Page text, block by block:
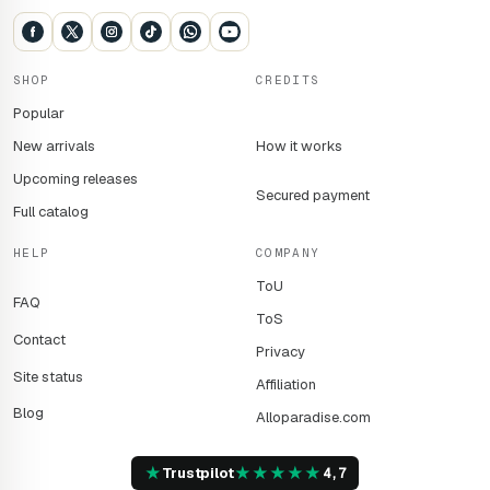
@FootballManager sur les réseaux sociaux pour découvrir
ce qui vous attend.
Il est temps de changer le jeu.
SHOP
Popular
New arrivals
Upcoming releases
Full catalog
CREDITS
How it works
Secured payment
HELP
FAQ
Contact
Site status
Blog
COMPANY
ToU
ToS
Privacy
Affiliation
Alloparadise.com
★Trustpilot★★★★★ 4,7